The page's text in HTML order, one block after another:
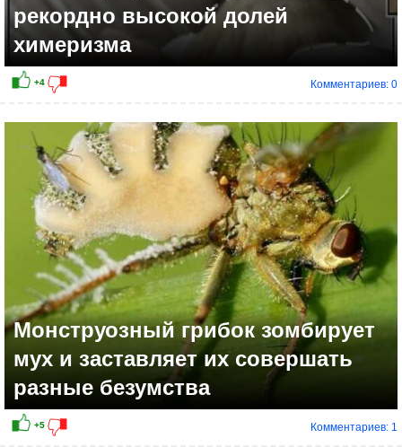
рекордно высокой долей
химеризма
Комментариев: 0
Монструозный грибок зомбирует
мух и заставляет их совершать
разные безумства
Комментариев: 1